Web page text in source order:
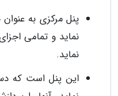
پنل مرکزی به
نماید و تمامی
نماید.
این پنل است که